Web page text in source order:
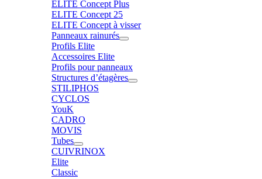
ELITE Concept Plus
ELITE Concept 25
ELITE Concept à visser
Panneaux rainurés
Profils Elite
Accessoires Elite
Profils pour panneaux
Structures d’étagères
STILIPHOS
CYCLOS
YouK
CADRO
MOVIS
Tubes
CUIVRINOX
Elite
Classic